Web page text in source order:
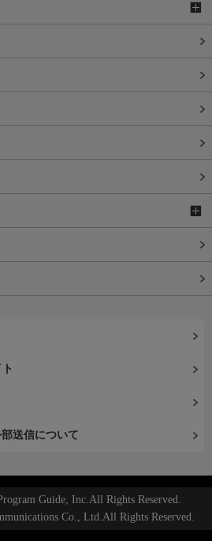
送信について
Guide, Inc.All Rights Reserved.
Co., Ltd.All Rights Reserved.